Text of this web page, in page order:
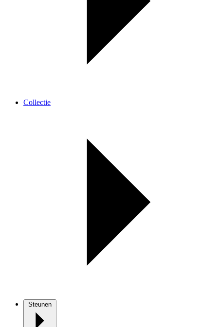
Collectie
Steunen